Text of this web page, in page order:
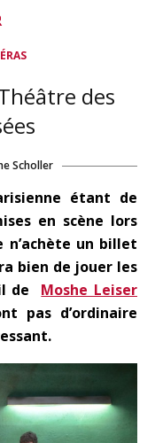
des
Scholler
étant de
en scène lors
n’achète un billet
bien de jouer les
de
Moshe Leiser
pas d’ordinaire